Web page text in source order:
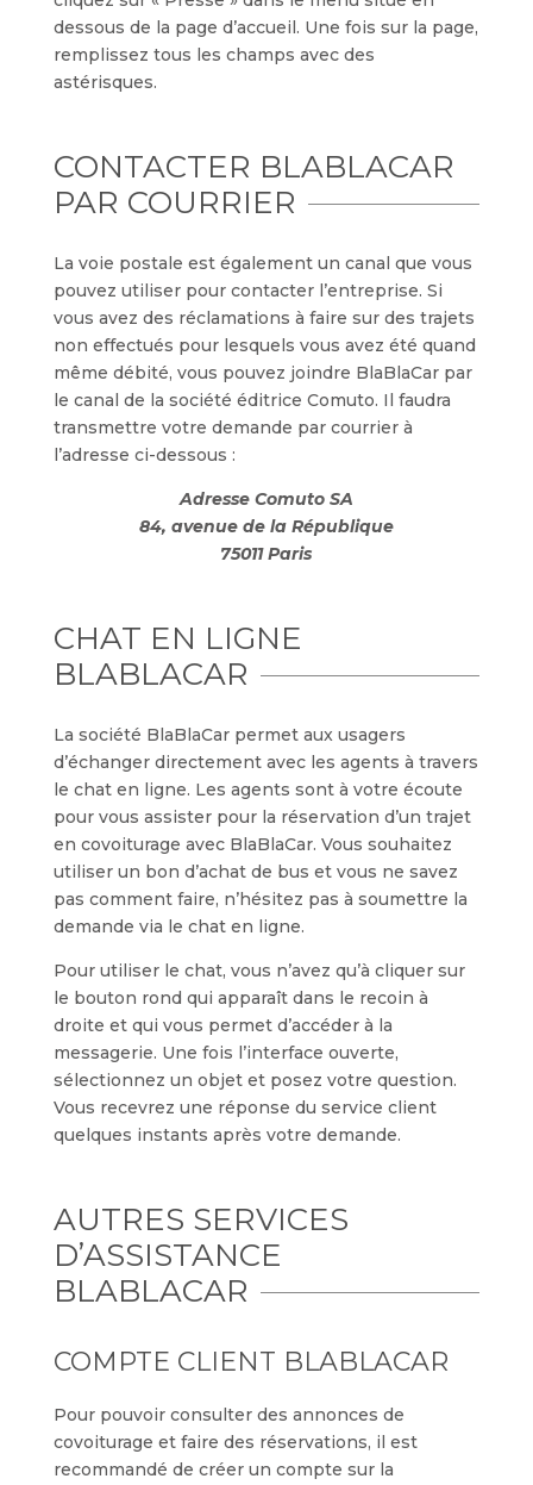
dessous de la page d’accueil. Une fois sur la page,
remplissez tous les champs avec des
astérisques.
CONTACTER BLABLACAR
PAR COURRIER
La voie postale est également un canal que vous
pouvez utiliser pour contacter l’entreprise. Si
vous avez des réclamations à faire sur des trajets
non effectués pour lesquels vous avez été quand
même débité, vous pouvez joindre BlaBlaCar par
le canal de la société éditrice Comuto. Il faudra
transmettre votre demande par courrier à
l’adresse ci-dessous :
Adresse Comuto SA
84, avenue de la République
75011 Paris
CHAT EN LIGNE
BLABLACAR
La société BlaBlaCar permet aux usagers
d’échanger directement avec les agents à travers
le chat en ligne. Les agents sont à votre écoute
pour vous assister pour la réservation d’un trajet
en covoiturage avec BlaBlaCar. Vous souhaitez
utiliser un bon d’achat de bus et vous ne savez
pas comment faire, n’hésitez pas à soumettre la
demande via le chat en ligne.
Pour utiliser le chat, vous n’avez qu’à cliquer sur
le bouton rond qui apparaît dans le recoin à
droite et qui vous permet d’accéder à la
messagerie. Une fois l’interface ouverte,
sélectionnez un objet et posez votre question.
Vous recevrez une réponse du service client
quelques instants après votre demande.
AUTRES SERVICES
D’ASSISTANCE
BLABLACAR
COMPTE CLIENT BLABLACAR
Pour pouvoir consulter des annonces de
covoiturage et faire des réservations, il est
recommandé de créer un compte sur la